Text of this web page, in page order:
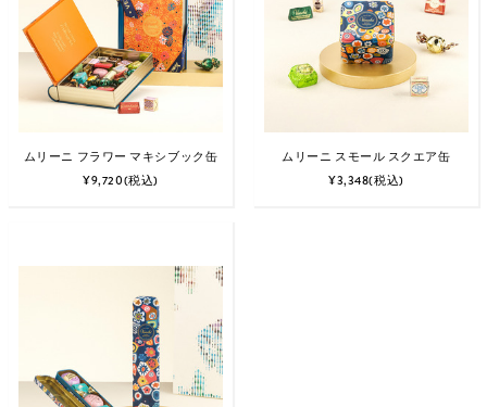
ムリーニ フラワー マキシブック缶
¥9,720(税込)
ムリーニ スモール スクエア缶
¥3,348(税込)